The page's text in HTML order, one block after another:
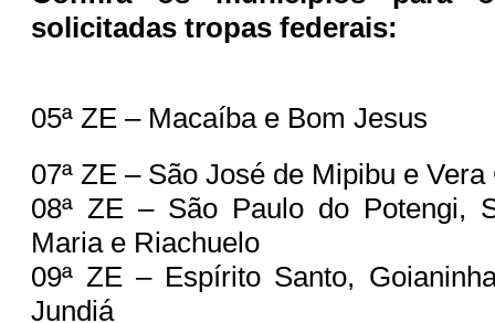
solicitadas tropas federais:
05ª ZE – Macaíba e Bom Jesus
07ª ZE – São José de Mipibu e
08ª ZE – São Paulo do Potengi,
Maria e Riachuelo
09ª ZE – Espírito Santo,
Jundiá